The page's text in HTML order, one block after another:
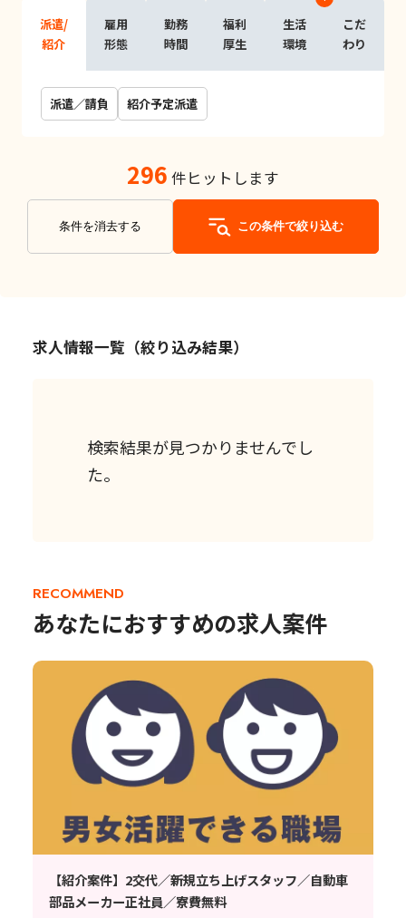
派遣/
紹介
雇用
形態
勤務
時間
福利
厚生
生活
環境
こだ
わり
派遣／請負 紹介予定派遣
296 件ヒットします
条件を消去する この条件で絞り込む
求人情報一覧（絞り込み結果）
検索結果が見つかりませんでし
た。
RECOMMEND
あなたにおすすめの求人案件
【紹介案件】2交代／新規立ち上げスタッフ／自動車
部品メーカー正社員／寮費無料